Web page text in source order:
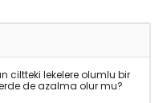
ciltteki lekelere olumlu bir
de azalma olur mu?